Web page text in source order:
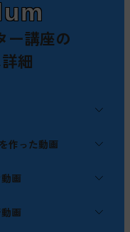
ー講座の
細
の種類解説
作った動画
成する
たキャラクターを動か
、テロップ（字幕）を
画
抽出と動画の構成・
画